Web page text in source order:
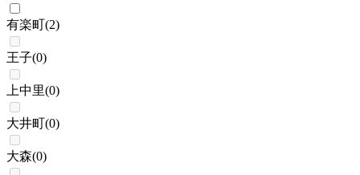
有楽町(2)
王子(0)
上中里(0)
大井町(0)
大森(0)